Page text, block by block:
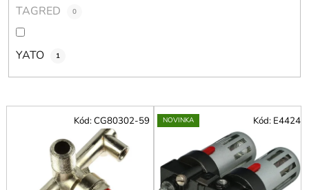
TAGRED 0
YATO 1
V Kód:CG80302-59 NOVINKA Kód: E4424